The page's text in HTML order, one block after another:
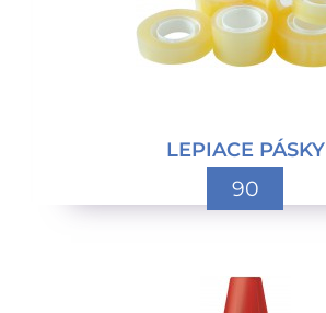
LEPIACE PÁSKY
90